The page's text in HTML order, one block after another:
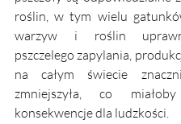
roślin, w tym wielu
warzyw i roślin
pszczelego zapylania,
na całym świecie
zmniejszyła, co
konsekwencje dla ludzkości.